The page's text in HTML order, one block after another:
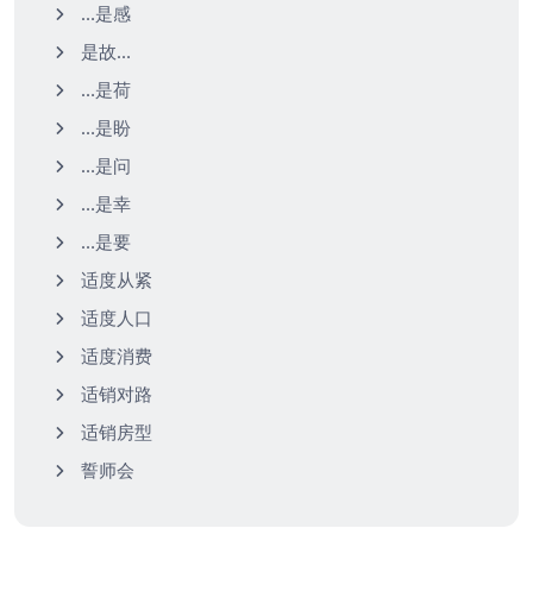
…是感
是故…
…是荷
…是盼
…是问
…是幸
…是要
适度从紧
适度人口
适度消费
适销对路
适销房型
誓师会